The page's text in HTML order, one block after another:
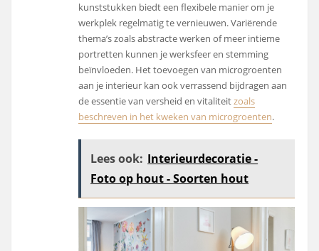
kunststukken biedt een flexibele manier om je
werkplek regelmatig te vernieuwen. Variërende
thema’s zoals abstracte werken of meer intieme
portretten kunnen je werksfeer en stemming
beïnvloeden. Het toevoegen van microgroenten
aan je interieur kan ook verrassend bijdragen aan
de essentie van versheid en vitaliteitzoals
beschreven in het kweken van microgroenten.
Lees ook: Interieurdecoratie -
Foto op hout - Soorten hout